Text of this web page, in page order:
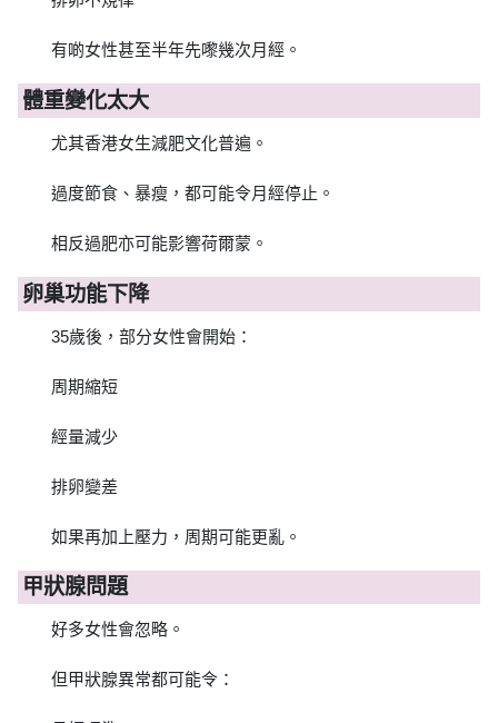
有啲女性甚至半年先嚟幾次月經。
體重變化太大
尤其香港女生減肥文化普遍。
過度節食、暴瘦，都可能令月經停止。
相反過肥亦可能影響荷爾蒙。
卵巢功能下降
35歲後，部分女性會開始：
周期縮短
經量減少
排卵變差
如果再加上壓力，周期可能更亂。
甲狀腺問題
好多女性會忽略。
但甲狀腺異常都可能令：